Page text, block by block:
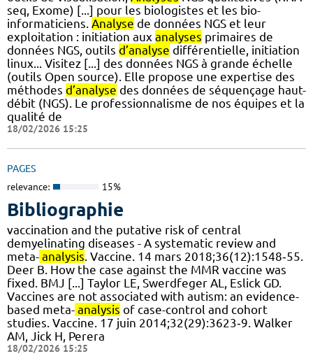
seq, Exome) [...] pour les biologistes et les bio-
informaticiens. Analyse de données NGS et leur
exploitation : initiation aux analyses primaires de
données NGS, outils d’analyse différentielle, initiation
linux... Visitez [...] des données NGS à grande échelle
(outils Open source). Elle propose une expertise des
méthodes d’analyse des données de séquençage haut-
débit (NGS). Le professionnalisme de nos équipes et la
qualité de
18/02/2026 15:25
PAGES
relevance: 15%
Bibliographie
vaccination and the putative risk of central
demyelinating diseases - A systematic review and
meta- analysis. Vaccine. 14 mars 2018;36(12):1548‑55.
Deer B. How the case against the MMR vaccine was
fixed. BMJ [...] Taylor LE, Swerdfeger AL, Eslick GD.
Vaccines are not associated with autism: an evidence-
based meta- analysis of case-control and cohort
studies. Vaccine. 17 juin 2014;32(29):3623‑9. Walker
AM, Jick H, Perera
18/02/2026 15:25